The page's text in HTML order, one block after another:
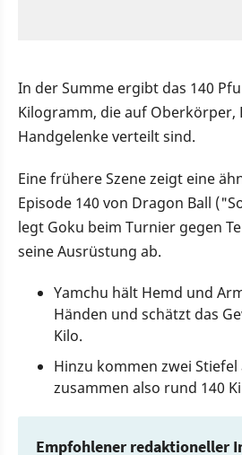
In der Summe ergibt das 140
Kilogramm, die auf Oberkörper,
Handgelenke verteilt sind.
Eine frühere Szene zeigt eine
Episode 140 von Dragon Ball
legt Goku beim Turnier gegen
seine Ausrüstung ab.
Yamchu hält Hemd und
Händen und schätzt das
Kilo.
Hinzu kommen zwei Stiefel
zusammen also rund 140
Empfohlener redaktioneller